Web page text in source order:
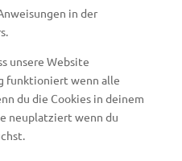
in der
unsere Website
funktioniert wenn alle
du die Cookies in deinem
neuplatziert wenn du